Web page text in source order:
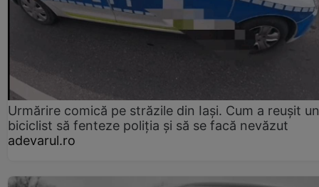
Urmărire comică pe străzile din Iași. Cum a reușit un
biciclist să fenteze poliția și să se facă nevăzut
adevarul.ro